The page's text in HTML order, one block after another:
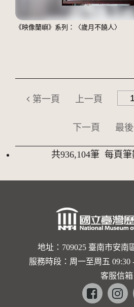
《映像蘭嶼》系列：〈歲月不饒人〉
第一頁 上一頁
下一頁 最
共936,104筆 每頁筆
地址：709025 臺南市安南
服務時段：周一至周五 09:30
客服信箱
Facebook